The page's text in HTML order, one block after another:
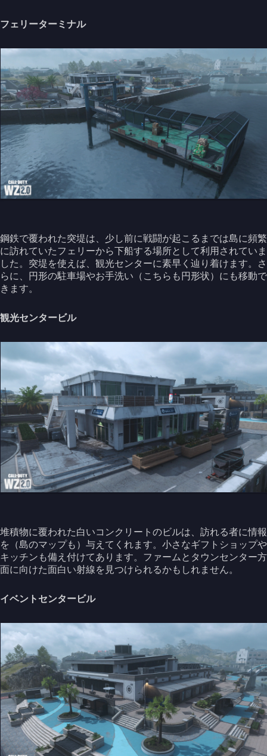
フェリーターミナル
鋼鉄で覆われた突堤は、少し前に戦闘が起こるまでは島に頻繁
に訪れていたフェリーから下船する場所として利用されていま
した。突堤を使えば、観光センターに素早く辿り着けます。さ
らに、円形の駐車場やお手洗い（こちらも円形状）にも移動で
きます。
観光センタービル
堆積物に覆われた白いコンクリートのビルは、訪れる者に情報
を（島のマップも）与えてくれます。小さなギフトショップや
キッチンも備え付けてあります。ファームとタウンセンター方
面に向けた面白い射線を見つけられるかもしれません。
イベントセンタービル